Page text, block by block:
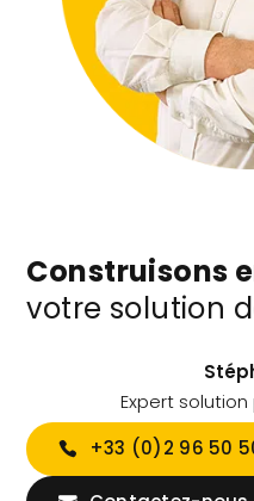
Construisons
votre solution
Expert
+33 (0)2 96 50